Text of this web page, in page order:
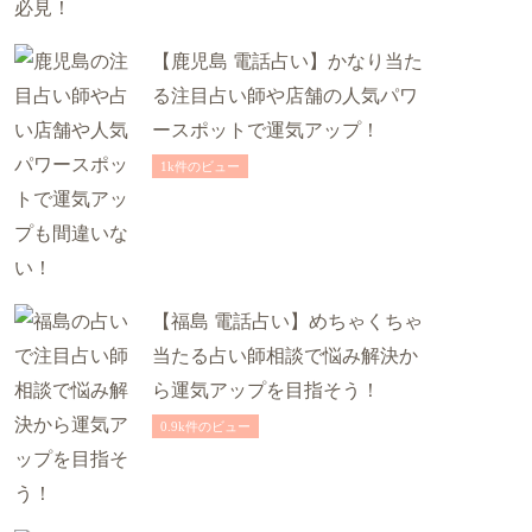
【鹿児島 電話占い】かなり当た
る注目占い師や店舗の人気パワ
ースポットで運気アップ！
1k件のビュー
【福島 電話占い】めちゃくちゃ
当たる占い師相談で悩み解決か
ら運気アップを目指そう！
0.9k件のビュー